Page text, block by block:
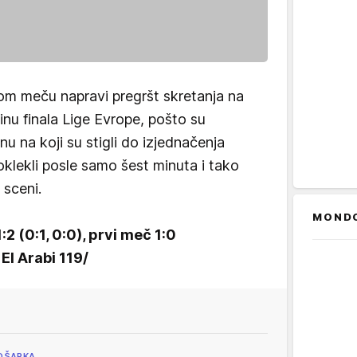
meču napravi pregršt skretanja na
finala Lige Evrope, pošto su
na koji su stigli do izjednačenja
posle samo šest minuta i tako
(0:1, 0:0), prvi meč 1:0
Arabi 119/